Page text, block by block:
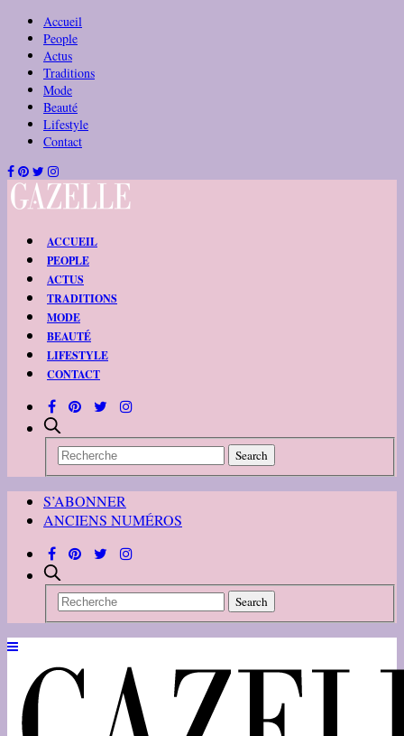
Accueil
People
Actus
Traditions
Mode
Beauté
Lifestyle
Contact
ACCUEIL
PEOPLE
ACTUS
TRADITIONS
MODE
BEAUTÉ
LIFESTYLE
CONTACT
S’ABONNER
ANCIENS NUMÉROS